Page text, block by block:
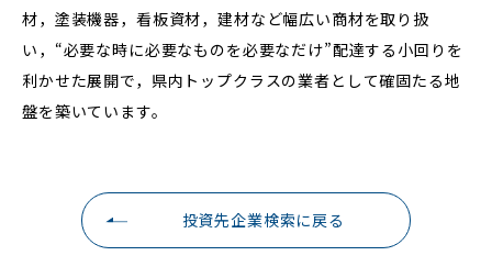
材，塗装機器，看板資材，建材など幅広い商材を取り扱
い，“必要な時に必要なものを必要なだけ”配達する小回りを
利かせた展開で，県内トップクラスの業者として確固たる地
盤を築いています。
投資先企業検索に戻る